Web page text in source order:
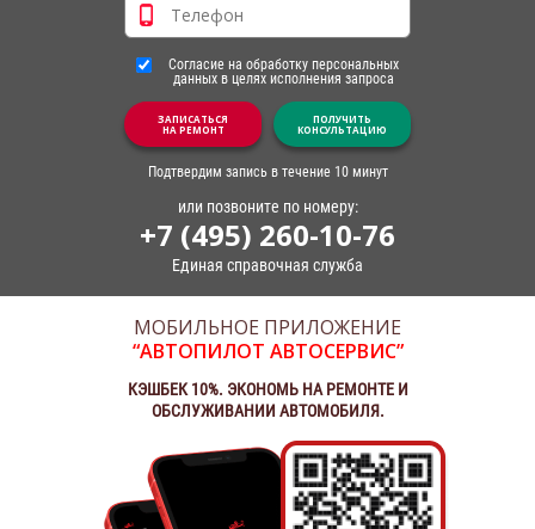
Согласие на обработку персональных
данных в целях исполнения запроса
ЗАПИСАТЬСЯ
НА РЕМОНТ
ПОЛУЧИТЬ
КОНСУЛЬТАЦИЮ
Подтвердим запись в течение 10 минут
или позвоните по номеру:
+7 (495) 260-10-76
Единая справочная служба
МОБИЛЬНОЕ ПРИЛОЖЕНИЕ
“АВТОПИЛОТ АВТОСЕРВИС”
КЭШБЕК 10%. ЭКОНОМЬ НА РЕМОНТЕ И
ОБСЛУЖИВАНИИ АВТОМОБИЛЯ.